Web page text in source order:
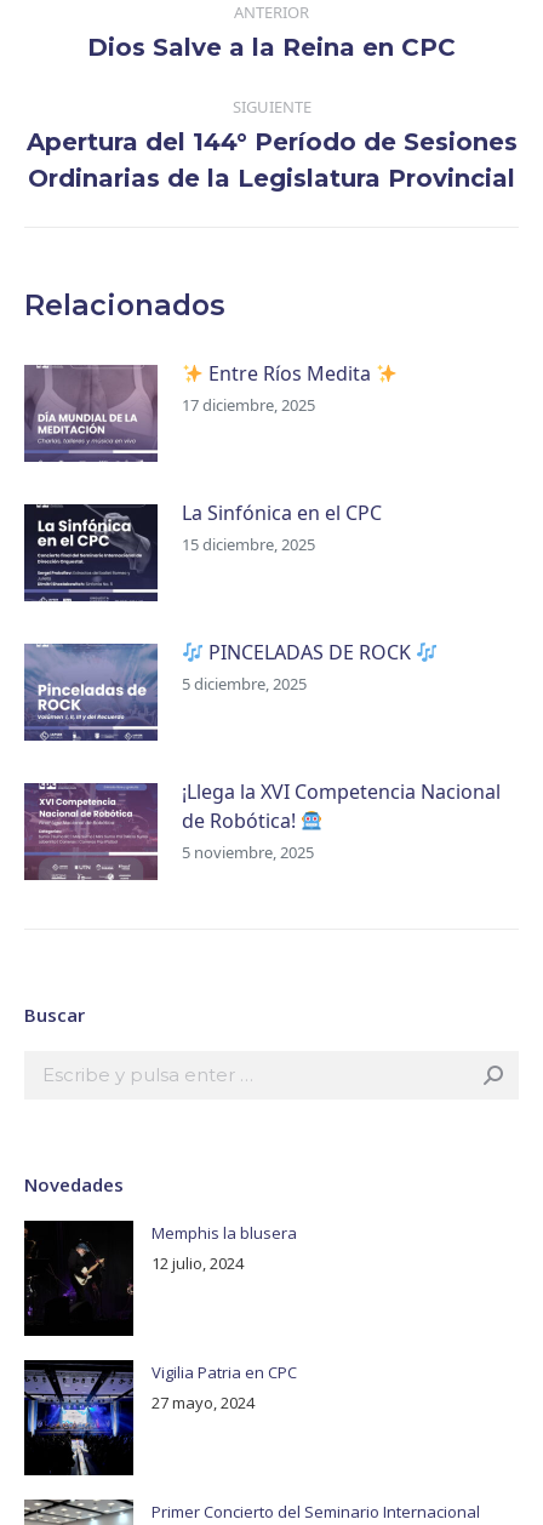
publicaciones
ANTERIOR
Publicación
Dios Salve a la Reina en CPC
SIGUIENTE
Publicación
siguiente:
Apertura del 144° Período de Sesiones
Ordinarias de la Legislatura Provincial
Relacionados
Entre Ríos Medita
17 diciembre, 2025
La Sinfónica en el CPC
15 diciembre, 2025
PINCELADAS DE ROCK
5 diciembre, 2025
¡Llega la XVI Competencia Nacional
de Robótica!
5 noviembre, 2025
Buscar
Novedades
Memphis la blusera
12 julio, 2024
Vigilia Patria en CPC
27 mayo, 2024
Primer Concierto del Seminario Internacional